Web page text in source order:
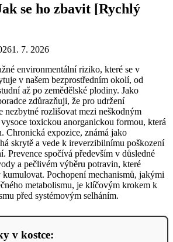
se ho zbavit [Rychlý
1. 7. 2026
environmentální riziko, které se v
v našem bezprostředním okolí, od
až po zemědělské plodiny. Jako
zdůrazňuji, že pro udržení
nezbytné rozlišovat mezi neškodným
toxickou anorganickou formou, která
Chronická expozice, známá jako
skrytě a vede k ireverzibilnímu poškození
Prevence spočívá především v důsledné
a pečlivém výběru potravin, které
Pochopení mechanismů, jakými
metabolismu, je klíčovým krokem k
před systémovým selháním.
v kostce: